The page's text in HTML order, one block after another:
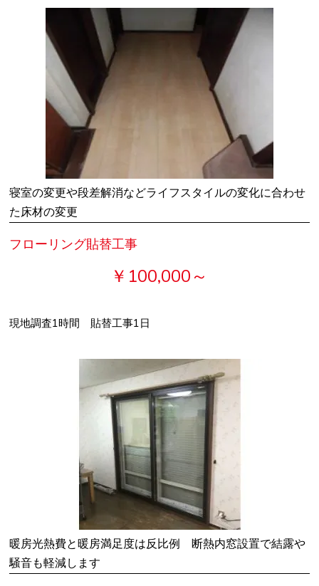
寝室の変更や段差解消などライフスタイルの変化に合わせ
た床材の変更
フローリング貼替工事
￥100,000～
現地調査1時間 貼替工事1日
暖房光熱費と暖房満足度は反比例 断熱内窓設置で結露や
騒音も軽減します